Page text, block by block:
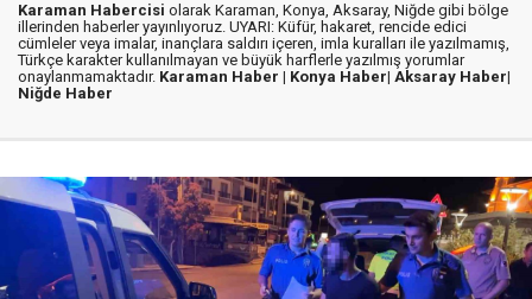
Karaman Habercisi olarak Karaman, Konya, Aksaray, Niğde gibi bölge
illerinden haberler yayınlıyoruz. UYARI: Küfür, hakaret, rencide edici
cümleler veya imalar, inançlara saldırı içeren, imla kuralları ile yazılmamış,
Türkçe karakter kullanılmayan ve büyük harflerle yazılmış yorumlar
onaylanmamaktadır. Karaman Haber | Konya Haber| Aksaray Haber|
Niğde Haber